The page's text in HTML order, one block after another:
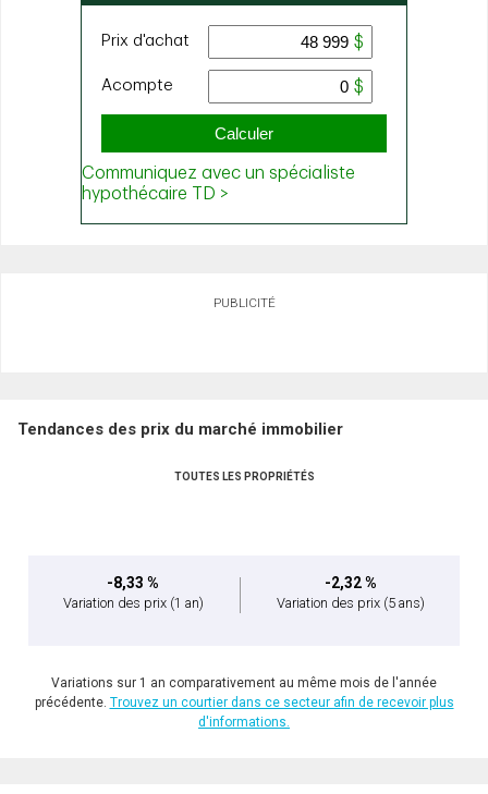
PUBLICITÉ
Tendances des prix du marché immobilier
TOUTES LES PROPRIÉTÉS
-8,33 %
Variation des prix (1 an)
-2,32 %
Variation des prix (5 ans)
Variations sur 1 an comparativement au même mois de l'année
précédente. Trouvez un courtier dans ce secteur afin de recevoir plus
d'informations.